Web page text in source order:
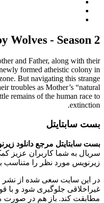
Wolves - Season 2
and Father, along with their
formed atheistic colony in
But navigating this strange
troubles as Mother’s “natural
remains of the human race to
extinction.
بست سابتایتل
بست سابتایتل مرجع دانلود
سریال به شما کاربران عزیز
زیرنویس مورد نظر را متناسب
در این سایت سعی شده از نشر
غیراخلاقی جلوگیری شود و با
مطابقت کند. باز هم در صورت